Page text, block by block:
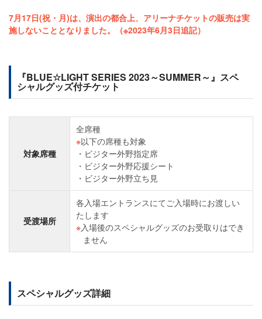
7月17日(祝・月)は、演出の都合上、アリーナチケットの販売は実
施しないこととなりました。（※2023年6月3日追記）
『BLUE☆LIGHT SERIES 2023～SUMMER～』スペ
シャルグッズ付チケット
対象席種
全席種
以下の席種も対象
ビジター外野指定席
ビジター外野応援シート
ビジター外野立ち見
受渡場所
各入場エントランスにてご入場時にお渡しい
たします
入場後のスペシャルグッズのお受取りはでき
ません
スペシャルグッズ詳細